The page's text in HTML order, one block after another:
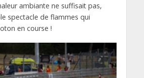
ambiante ne suffisait pas,
spectacle de flammes qui
en course !